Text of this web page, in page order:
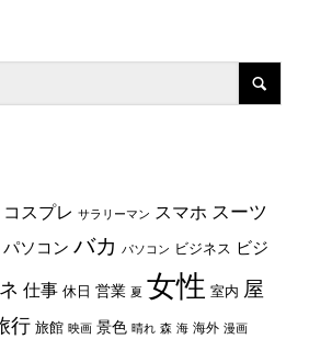
コスプレ サラリーマン スマホ スーツ
パソコン バカ パソコン ビジネス ビジ
仕事 休日 営業 夏 女性 室内 屋
行 旅館 映画 景色 晴れ 森 海 海外 漫画